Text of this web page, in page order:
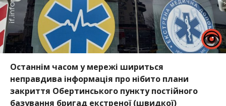
Останнім часом у мережі шириться
неправдива інформація про нібито плани
закриття Обертинського пункту постійного
базування бригад екстреної (швидкої)